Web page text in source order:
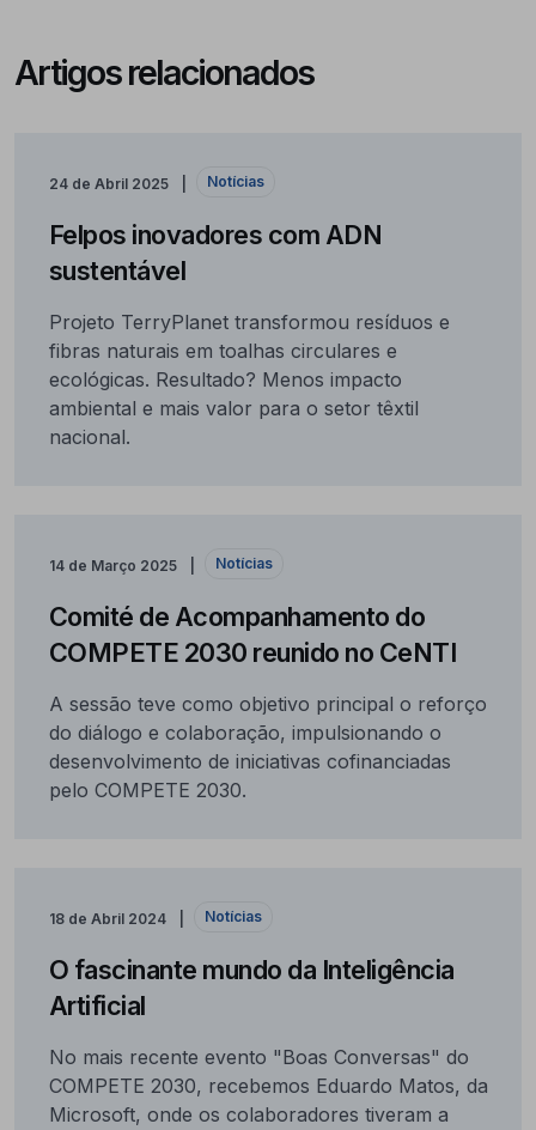
Artigos relacionados
24 de Abril 2025 Notícias
Felpos inovadores com ADN
sustentável
Projeto TerryPlanet transformou resíduos e
fibras naturais em toalhas circulares e
ecológicas. Resultado? Menos impacto
ambiental e mais valor para o setor têxtil
nacional.
14 de Março 2025 Notícias
Comité de Acompanhamento do
COMPETE 2030 reunido no CeNTI
A sessão teve como objetivo principal o reforço
do diálogo e colaboração, impulsionando o
desenvolvimento de iniciativas cofinanciadas
pelo COMPETE 2030.
18 de Abril 2024 Notícias
O fascinante mundo da Inteligência
Artificial
No mais recente evento "Boas Conversas" do
COMPETE 2030, recebemos Eduardo Matos, da
Microsoft, onde os colaboradores tiveram a